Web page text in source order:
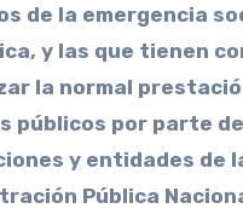
de la emergencia
y las que tienen
la normal
públicos por parte
y entidades de
Pública